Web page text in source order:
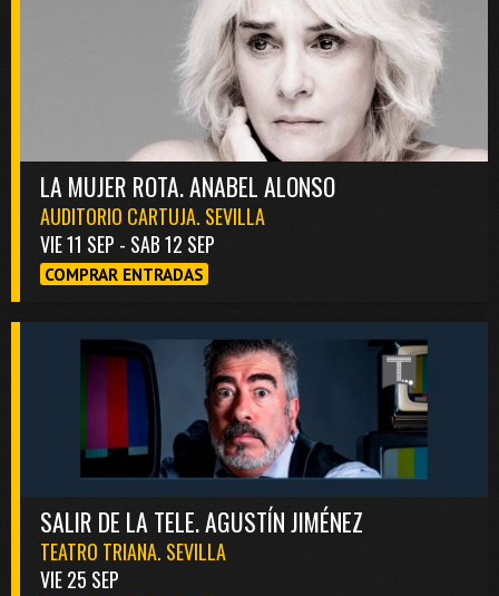
LA MUJER ROTA. ANABEL ALONSO
AUDITORIO CARTUJA. SEVILLA
VIE 11 SEP - SAB 12 SEP
COMPRAR ENTRADAS
SALIR DE LA TELE. AGUSTÍN JIMÉNEZ
TEATRO TRIANA. SEVILLA
VIE 25 SEP